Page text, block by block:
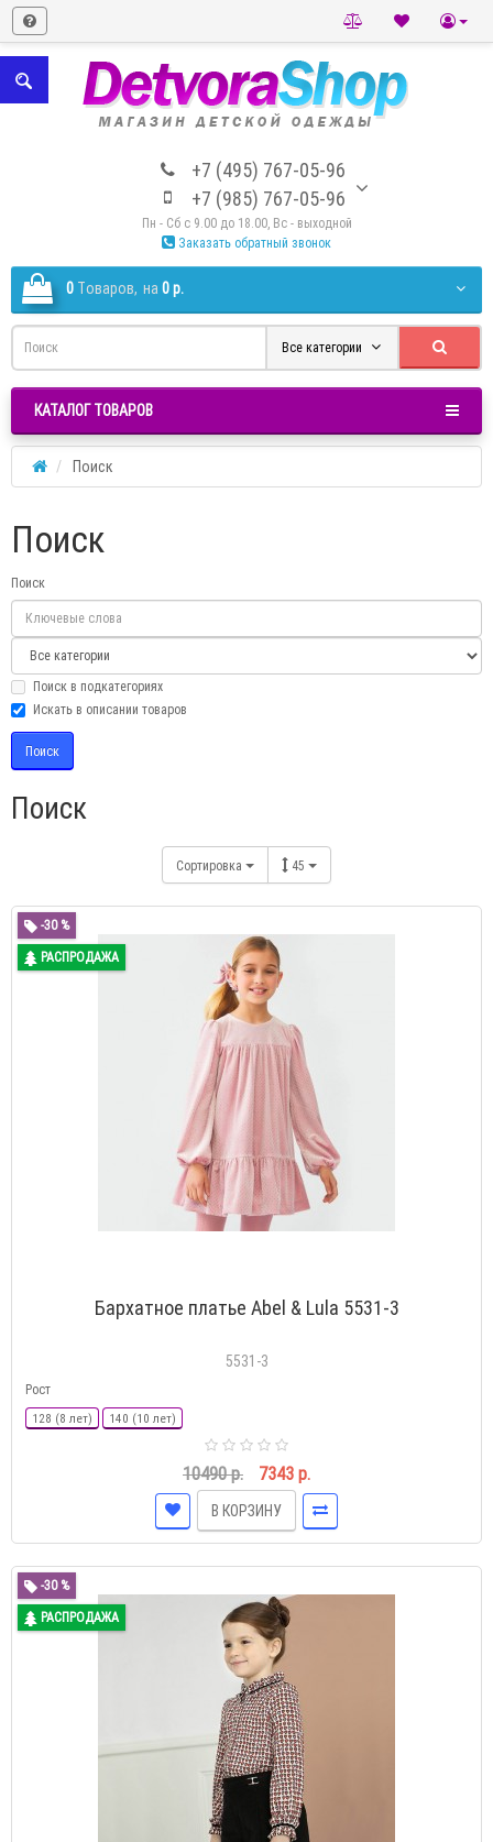
+7 (495) 767-05-96
+7 (985) 767-05-96
Пн - Сб с 9.00 до 18.00, Вс - выходной
Заказать обратный звонок
0 Tоваров, на 0 р.
Все категории
КАТАЛОГ ТОВАРОВ
Поиск
Поиск
Поиск
Поиск в подкатегориях
Искать в описании товаров
Поиск
Сортировка 45
-30 %
РАСПРОДАЖА
Бархатное платье Abel & Lula 5531-3
5531-3
Рост
128 (8 лет) 140 (10 лет)
10490 р. 7343 р.
В КОРЗИНУ
-30 %
РАСПРОДАЖА